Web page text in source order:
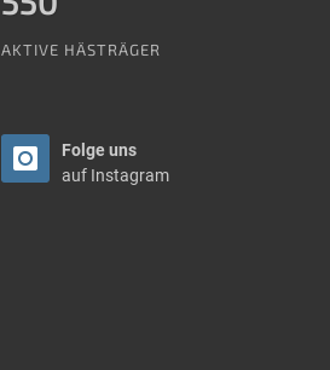
AKTIVE HÄSTRÄGER
Folge uns
auf Instagram